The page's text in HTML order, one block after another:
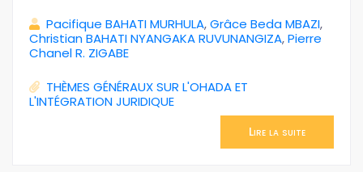
Pacifique BAHATI MURHULA,Grâce Beda MBAZI,
Christian BAHATI NYANGAKA RUVUNANGIZA,Pierre
Chanel R. ZIGABE
THÈMES GÉNÉRAUX SUR L'OHADA ET
L'INTÉGRATION JURIDIQUE
Lire la suite